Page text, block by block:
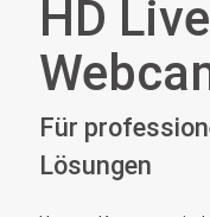
HD
Für
Lösungen